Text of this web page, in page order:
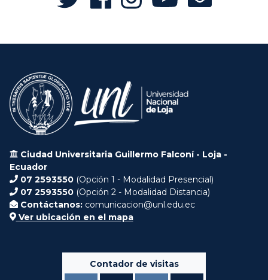
Ciudad Universitaria Guillermo Falconí - Loja -
Ecuador
07 2593550 (Opción 1 - Modalidad Presencial)
07 2593550 (Opción 2 - Modalidad Distancia)
Contáctanos: comunicacion@unl.edu.ec
Ver ubicación en el mapa
Contador de visitas